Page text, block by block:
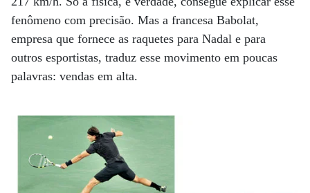
fenômeno com precisão. Mas a francesa Babolat,
empresa que fornece as raquetes para Nadal e para
outros esportistas, traduz esse movimento em poucas
palavras: vendas em alta.